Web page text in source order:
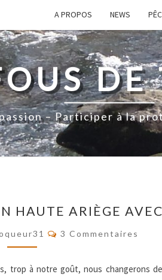
A PROPOS NEWS
DE
– Participer à la
BELLE
EN
HAUTE
AVEC
HAUTE ARIÈGE
Commentaires
3 Commentaires
trop à notre goût, nous changerons